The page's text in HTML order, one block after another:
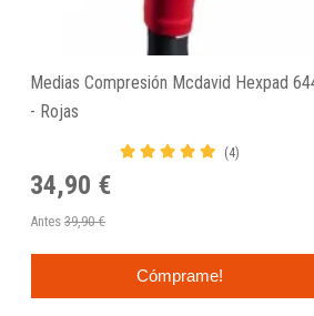
Medias Compresión Mcdavid Hexpad
- Rojas
(4)
34,90 €
Antes 39,90 €
Cómprame!